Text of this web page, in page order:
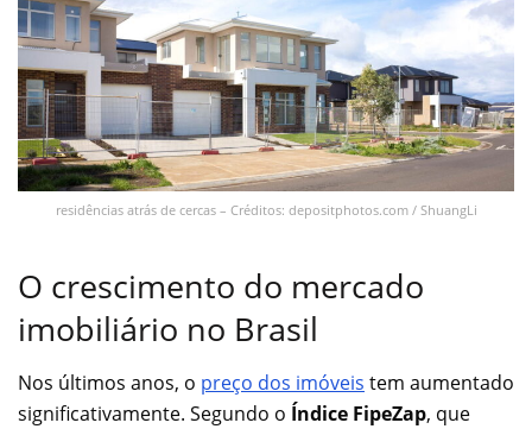
residências atrás de cercas – Créditos: depositphotos.com / ShuangLi
O crescimento do mercado
imobiliário no Brasil
Nos últimos anos, o preço dos imóveis tem aumentado
significativamente. Segundo o Índice FipeZap, que